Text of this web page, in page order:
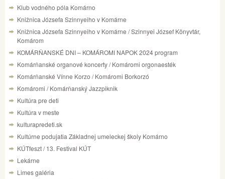
Klub vodného póla Komárno
Knižnica Józsefa Szinnyeiho v Komárne
Knižnica Józsefa Szinnyeiho v Komárne / Szinnyei József Könyvtár,
Komárom
KOMÁRŇANSKÉ DNI – KOMÁROMI NAPOK 2024 program
Komárňanské organové koncerty / Komáromi orgonaesték
Komárňanské Vínne Korzo / Komáromi Borkorzó
Komáromi / Komárňanský Jazzpiknik
Kultúra pre deti
Kultúra v meste
kulturapredeti.sk
Kultúrne podujatia Základnej umeleckej školy Komárno
KÚTfeszt / 13. Festival KÚT
Lekárne
Limes galéria